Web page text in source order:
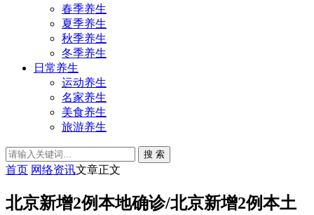
春季养生
夏季养生
秋季养生
冬季养生
日常养生
运动养生
名家养生
美食养生
旅游养生
搜 索
首页 网络资讯文章正文
北京新增2例本地确诊/北京新增2例本土